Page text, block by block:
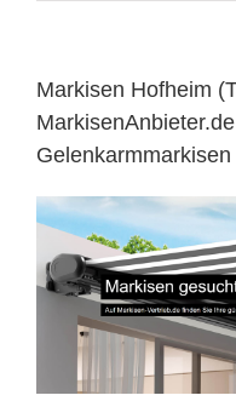
Markisen Hofheim
Gelenkarmmarkisen